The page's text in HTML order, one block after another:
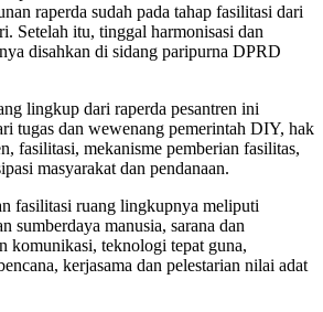
raperda sudah pada tahap fasilitasi dari
Setelah itu, tinggal harmonisasi dan
disahkan di sidang paripurna DPRD
lingkup dari raperda pesantren ini
tugas dan wewenang pemerintah DIY, hak
fasilitasi, mekanisme pemberian fasilitas,
masyarakat dan pendanaan.
fasilitasi ruang lingkupnya meliputi
sumberdaya manusia, sarana dan
komunikasi, teknologi tepat guna,
kerjasama dan pelestarian nilai adat